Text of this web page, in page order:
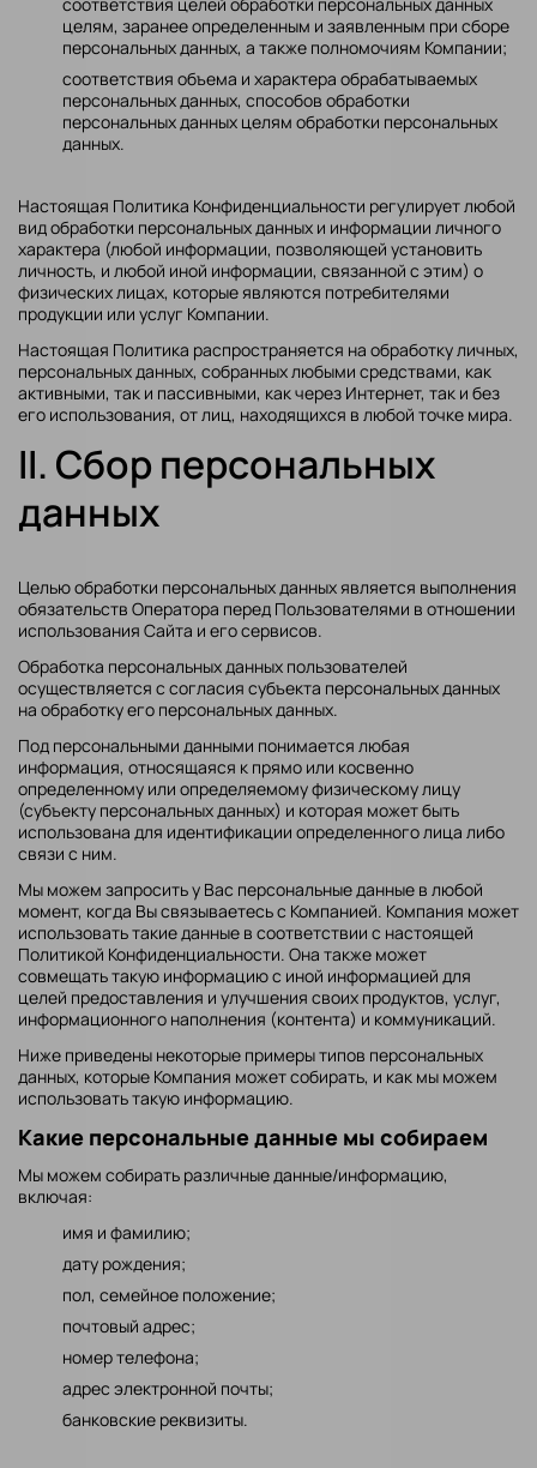
целям, заранее определенным и заявленным при сборе
персональных данных, а также полномочиям Компании;
соответствия объема и характера обрабатываемых
персональных данных, способов обработки
персональных данных целям обработки персональных
данных.
Настоящая Политика Конфиденциальности регулирует любой
вид обработки персональных данных и информации личного
характера (любой информации, позволяющей установить
личность, и любой иной информации, связанной с этим) о
физических лицах, которые являются потребителями
продукции или услуг Компании.
Настоящая Политика распространяется на обработку личных,
персональных данных, собранных любыми средствами, как
активными, так и пассивными, как через Интернет, так и без
его использования, от лиц, находящихся в любой точке мира.
II. Сбор персональных
данных
Целью обработки персональных данных является выполнения
обязательств Оператора перед Пользователями в отношении
использования Сайта и его сервисов.
Обработка персональных данных пользователей
осуществляется с согласия субъекта персональных данных
на обработку его персональных данных.
Под персональными данными понимается любая
информация, относящаяся к прямо или косвенно
определенному или определяемому физическому лицу
(субъекту персональных данных) и которая может быть
использована для идентификации определенного лица либо
связи с ним.
Мы можем запросить у Вас персональные данные в любой
момент, когда Вы связываетесь с Компанией. Компания может
использовать такие данные в соответствии с настоящей
Политикой Конфиденциальности. Она также может
совмещать такую информацию с иной информацией для
целей предоставления и улучшения своих продуктов, услуг,
информационного наполнения (контента) и коммуникаций.
Ниже приведены некоторые примеры типов персональных
данных, которые Компания может собирать, и как мы можем
использовать такую информацию.
Какие персональные данные мы собираем
Мы можем собирать различные данные/информацию,
включая:
имя и фамилию;
дату рождения;
пол, семейное положение;
почтовый адрес;
номер телефона;
адрес электронной почты;
банковские реквизиты.